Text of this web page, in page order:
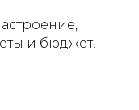
и бюджет.